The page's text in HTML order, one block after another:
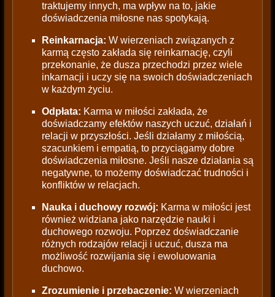
traktujemy innych, ma wpływ na to, jakie
doświadczenia miłosne nas spotykają.
Reinkarnacja: W wierzeniach związanych z
karmą często zakłada się reinkarnację, czyli
przekonanie, że dusza przechodzi przez wiele
inkarnacji i uczy się na swoich doświadczeniach
w każdym życiu.
Odpłata: Karma w miłości zakłada, że
doświadczamy efektów naszych uczuć, działań i
relacji w przyszłości. Jeśli działamy z miłością,
szacunkiem i empatią, to przyciągamy dobre
doświadczenia miłosne. Jeśli nasze działania są
negatywne, to możemy doświadczać trudności i
konfliktów w relacjach.
Nauka i duchowy rozwój: Karma w miłości jest
również widziana jako narzędzie nauki i
duchowego rozwoju. Poprzez doświadczanie
różnych rodzajów relacji i uczuć, dusza ma
możliwość rozwijania się i ewoluowania
duchowo.
Zrozumienie i przebaczenie: W wierzeniach